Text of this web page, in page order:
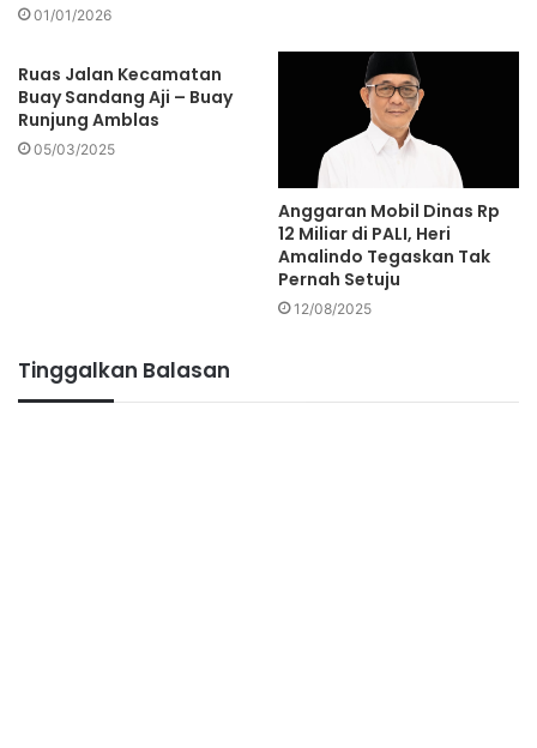
01/01/2026
Ruas Jalan Kecamatan
Buay Sandang Aji – Buay
Runjung Amblas
05/03/2025
Anggaran Mobil Dinas Rp
12 Miliar di PALI, Heri
Amalindo Tegaskan Tak
Pernah Setuju
12/08/2025
Tinggalkan Balasan